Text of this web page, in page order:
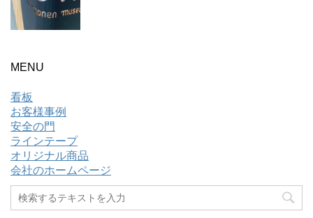
MENU
看板
お客様事例
安全の門
ラインテープ
オリジナル商品
会社のホームページ